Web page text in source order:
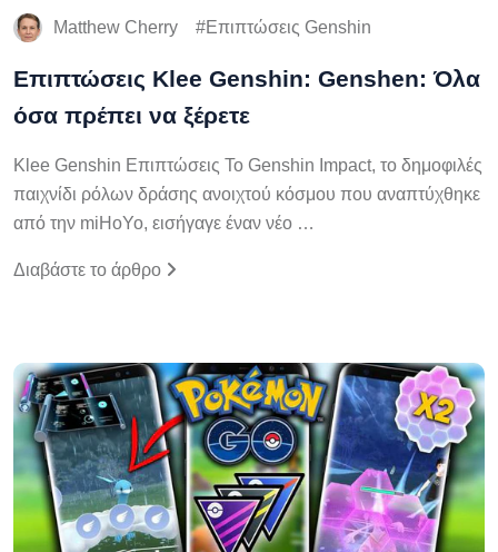
Matthew Cherry Επιπτώσεις Genshin
Επιπτώσεις Klee Genshin: Genshen: Όλα
όσα πρέπει να ξέρετε
Klee Genshin Επιπτώσεις Το Genshin Impact, το δημοφιλές
παιχνίδι ρόλων δράσης ανοιχτού κόσμου που αναπτύχθηκε
από την miHoYo, εισήγαγε έναν νέο …
Διαβάστε το άρθρο